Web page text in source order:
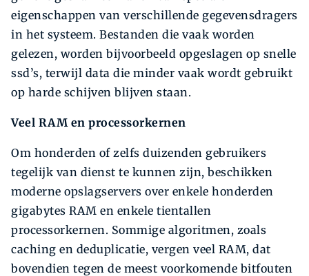
eigenschappen van ­verschillende gegevensdragers
in het systeem. Bestanden die vaak worden
gelezen, worden bijvoorbeeld opgeslagen op snelle
ssd’s, terwijl data die minder vaak wordt gebruikt
op harde schijven blijven staan.
Veel RAM en processorkernen
Om honderden of zelfs duizenden gebruikers
tegelijk van dienst te kunnen zijn, beschikken
moderne opslagservers over enkele honderden
gigabytes RAM en enkele tientallen
processorkernen. Sommige algoritmen, zoals
caching en deduplicatie, vergen veel RAM, dat
bovendien tegen de meest voorkomende bitfouten